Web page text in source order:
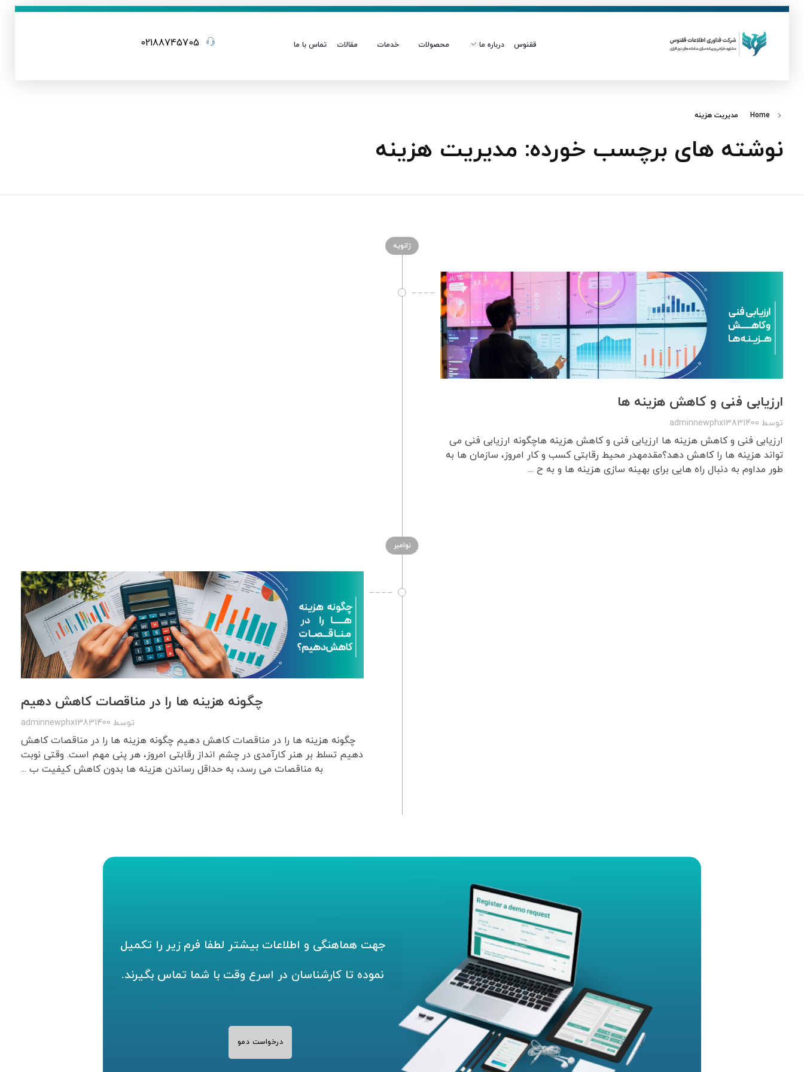
ققنوس درباره ما محصولات خدمات مقالات تماس با ما 02188745705
Home مدیریت هزینه
نوشته های برچسب خورده: مدیریت هزینه
ژانویه
ارزیابی فنی و کاهش هزینه ها
توسط adminnewphx13831400
ارزیابی فنی و کاهش هزینه ها ارزیابی فنی و کاهش هزینه هاچگونه ارزیابی فنی می
تواند هزینه ها را کاهش دهد؟مقدمهدر محیط رقابتی کسب و کار امروز، سازمان ها به
طور مداوم به دنبال راه هایی برای بهینه سازی هزینه ها و به ح ...
نوامبر
چگونه هزینه ها را در مناقصات کاهش دهیم
توسط adminnewphx13831400
چگونه هزینه ها را در مناقصات کاهش دهیم چگونه هزینه ها را در مناقصات کاهش
دهیم تسلط بر هنر کارآمدی در چشم انداز رقابتی امروز، هر پنی مهم است. وقتی نوبت
به مناقصات می رسد، به حداقل رساندن هزینه ها بدون کاهش کیفیت ب ...
جهت هماهنگی و اطلاعات بیشتر لطفا فرم زیر را تکمیل
نموده تا کارشناسان در اسرع وقت با شما تماس بگیرند.
درخواست دمو